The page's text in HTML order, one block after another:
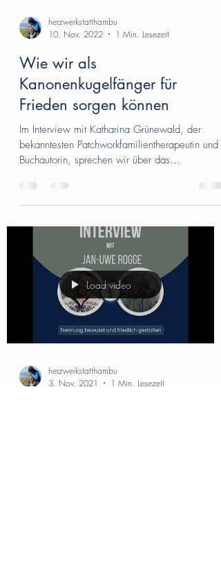
herzwerkstatthambu
10. Nov. 2022
1 Min. Lesezeit
Wie wir als
Kanonenkugelfänger für
Frieden sorgen können
Im Interview mit Katharina Grünewald, der
bekanntesten Patchworkfamilientherapeutin und
Buchautorin, sprechen wir über das
Load video
herzwerkstatthambu
3. Nov. 2021
1 Min. Lesezeit